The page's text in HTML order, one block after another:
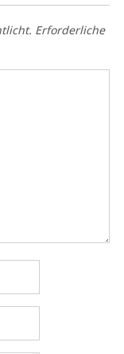
Erforderliche